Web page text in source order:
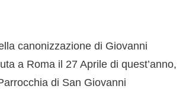
canonizzazione di Giovanni
a Roma il 27 Aprile di quest’anno,
di San Giovanni